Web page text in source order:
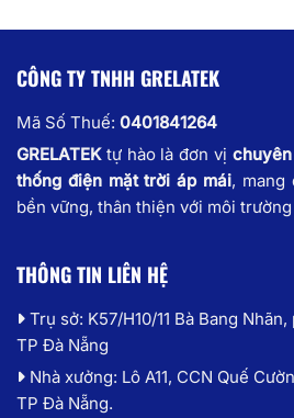
CÔNG TY TNHH GRELATEK
Mã Số Thuế: 0401841264
GRELATEKtự hào là đơn vị
thống điện mặt trời áp mái, mang
bền vững, thân thiện với môi
THÔNG TIN LIÊN HỆ
Trụ sở: K57/H10/11 Bà Bang
TP Đà Nẵng
Nhà xưởng: Lô A11, CCN Quế
TP Đà Nẵng.